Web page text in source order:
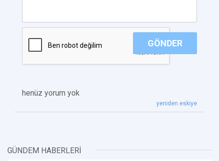
GÖNDER
henüz yorum yok
yeniden eskiye
GÜNDEM HABERLERİ